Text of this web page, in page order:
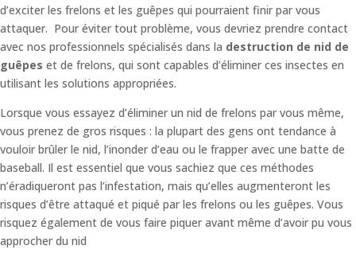
d’exciter les frelons et les guêpes qui pourraient finir par vous
attaquer. Pour éviter tout problème, vous devriez prendre contact
avec nos professionnels spécialisés dans la destruction de nid de
guêpes et de frelons, qui sont capables d’éliminer ces insectes en
utilisant les solutions appropriées.
Lorsque vous essayez d’éliminer un nid de frelons par vous même,
vous prenez de gros risques : la plupart des gens ont tendance à
vouloir brûler le nid, l’inonder d’eau ou le frapper avec une batte de
baseball. Il est essentiel que vous sachiez que ces méthodes
n’éradiqueront pas l’infestation, mais qu’elles augmenteront les
risques d’être attaqué et piqué par les frelons ou les guêpes. Vous
risquez également de vous faire piquer avant même d’avoir pu vous
approcher du nid